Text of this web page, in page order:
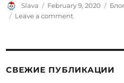
Author
Slava
Posted
on
February 9, 2020
Leave a commenton
СВЕЖИЕ ПУБЛИКАЦИИ